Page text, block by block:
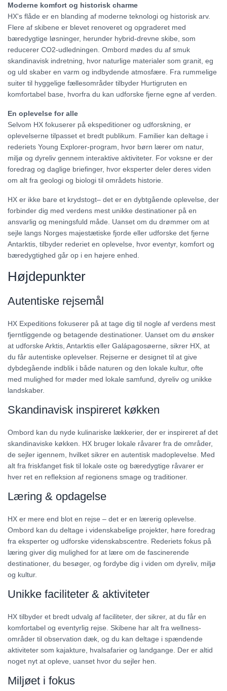
Moderne komfort og historisk charme
HX's flåde er en blanding af moderne teknologi og historisk arv.
Flere af skibene er blevet renoveret og opgraderet med
bæredygtige løsninger, herunder hybrid-drevne skibe, som
reducerer CO2-udledningen. Ombord mødes du af smuk
skandinavisk indretning, hvor naturlige materialer som granit, eg
og uld skaber en varm og indbydende atmosfære. Fra rummelige
suiter til hyggelige fællesområder tilbyder Hurtigruten en
komfortabel base, hvorfra du kan udforske fjerne egne af verden.
En oplevelse for alle
Selvom HX fokuserer på ekspeditioner og udforskning, er
oplevelserne tilpasset et bredt publikum. Familier kan deltage i
rederiets Young Explorer-program, hvor børn lærer om natur,
miljø og dyreliv gennem interaktive aktiviteter. For voksne er der
foredrag og daglige briefinger, hvor eksperter deler deres viden
om alt fra geologi og biologi til områdets historie.
HX er ikke bare et krydstogt– det er en dybtgående oplevelse, der
forbinder dig med verdens mest unikke destinationer på en
ansvarlig og meningsfuld måde. Uanset om du drømmer om at
sejle langs Norges majestætiske fjorde eller udforske det fjerne
Antarktis, tilbyder rederiet en oplevelse, hvor eventyr, komfort og
bæredygtighed går op i en højere enhed.
Højdepunkter
Autentiske rejsemål
HX Expeditions fokuserer på at tage dig til nogle af verdens mest
fjerntliggende og betagende destinationer. Uanset om du ønsker
at udforske Arktis, Antarktis eller Galápagosøerne, sikrer HX, at
du får autentiske oplevelser. Rejserne er designet til at give
dybdegående indblik i både naturen og den lokale kultur, ofte
med mulighed for møder med lokale samfund, dyreliv og unikke
landskaber.
Skandinavisk inspireret køkken
Ombord kan du nyde kulinariske lækkerier, der er inspireret af det
skandinaviske køkken. HX bruger lokale råvarer fra de områder,
de sejler igennem, hvilket sikrer en autentisk madoplevelse. Med
alt fra friskfanget fisk til lokale oste og bæredygtige råvarer er
hver ret en refleksion af regionens smage og traditioner.
Læring & opdagelse
HX er mere end blot en rejse – det er en lærerig oplevelse.
Ombord kan du deltage i videnskabelige projekter, høre foredrag
fra eksperter og udforske videnskabscentre. Rederiets fokus på
læring giver dig mulighed for at lære om de fascinerende
destinationer, du besøger, og fordybe dig i viden om dyreliv, miljø
og kultur.
Unikke faciliteter & aktiviteter
HX tilbyder et bredt udvalg af faciliteter, der sikrer, at du får en
komfortabel og eventyrlig rejse. Skibene har alt fra wellness-
områder til observation dæk, og du kan deltage i spændende
aktiviteter som kajakture, hvalsafarier og landgange. Der er altid
noget nyt at opleve, uanset hvor du sejler hen.
Miljøet i fokus